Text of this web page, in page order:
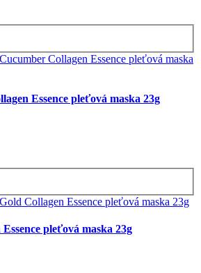
Essence pleťová maska 23g
pleťová maska 23g